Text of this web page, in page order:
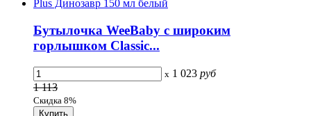
Бутылочка WeeBaby с широким
горлышком Classic...
x 1 023 руб
1 113
Скидка 8%